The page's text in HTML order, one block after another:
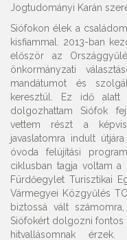
Jogtudományi Karán
Siófokon élek a
kisfiammal. 2013-ban
először az
önkormányzati
mandátumot és
keresztül. Ez idő alatt
dolgozhattam Siófok
vettem részt a
javaslatomra indult
óvoda felújítási
ciklusban tagja voltam a
Fürdőegylet Turisztikai
Vármegyei Közgyűlés
biztossá vált
Siófokért dolgozni fontos
hitvallásomnak